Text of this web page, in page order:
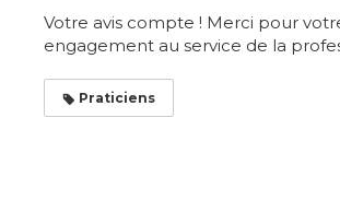
Votre avis compte ! Merci pour
engagement au service de la
Praticiens